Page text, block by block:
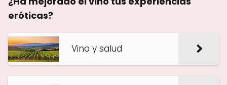
eróticas?
Vino y salud